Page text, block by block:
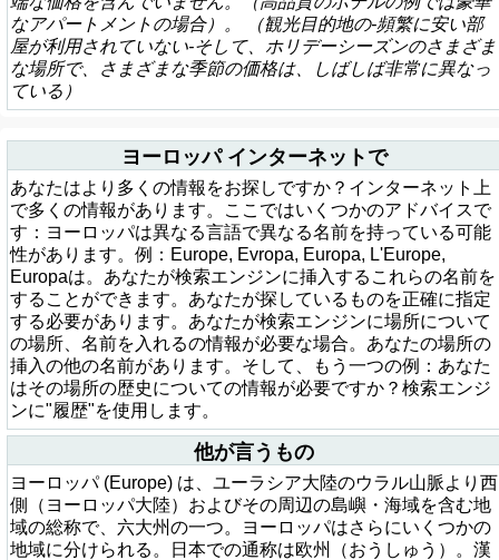
なアパートメントの場合）。 （観光目的地の-頻繁に安い部
屋が利用されていない-そして、ホリデーシーズンのさまざま
な場所で、さまざまな季節の価格は、しばしば非常に異なっ
ている）
ヨーロッパ インターネットで
あなたはより多くの情報をお探しですか？インターネット上
で多くの情報があります。ここではいくつかのアドバイスで
す：ヨーロッパは異なる言語で異なる名前を持っている可能
性があります。例：Europe, Evropa, Europa, L'Europe,
Europaは。あなたが検索エンジンに挿入するこれらの名前を
することができます。あなたが探しているものを正確に指定
する必要があります。あなたが検索エンジンに場所について
の場所、名前を入れるの情報が必要な場合。あなたの場所の
挿入の他の名前があります。そして、もう一つの例：あなた
はその場所の歴史についての情報が必要ですか？検索エンジ
ンに"履歴"を使用します。
他が言うもの
ヨーロッパ (Europe) は、ユーラシア大陸のウラル山脈より西
側（ヨーロッパ大陸）およびその周辺の島嶼・海域を含む地
域の総称で、六大州の一つ。ヨーロッパはさらにいくつかの
地域に分けられる。日本での通称は欧州（おうしゅう）。漢